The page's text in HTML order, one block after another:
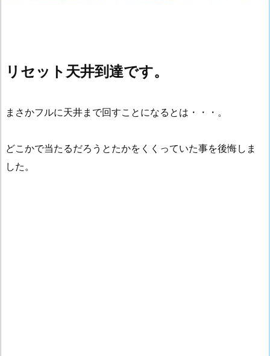
リセット天井到達です。
まさかフルに天井まで回すことになるとは・・・。
どこかで当たるだろうとたかをくくっていた事を後悔しま
した。